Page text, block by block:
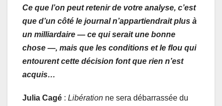
Ce que l’on peut retenir de votre analyse, c’est
que d’un côté le journal n’appartiendrait plus à
un milliardaire — ce qui serait une bonne
chose —, mais que les conditions et le flou qui
entourent cette décision font que rien n’est
acquis…
Julia Cagé : Libération ne sera débarrassée du